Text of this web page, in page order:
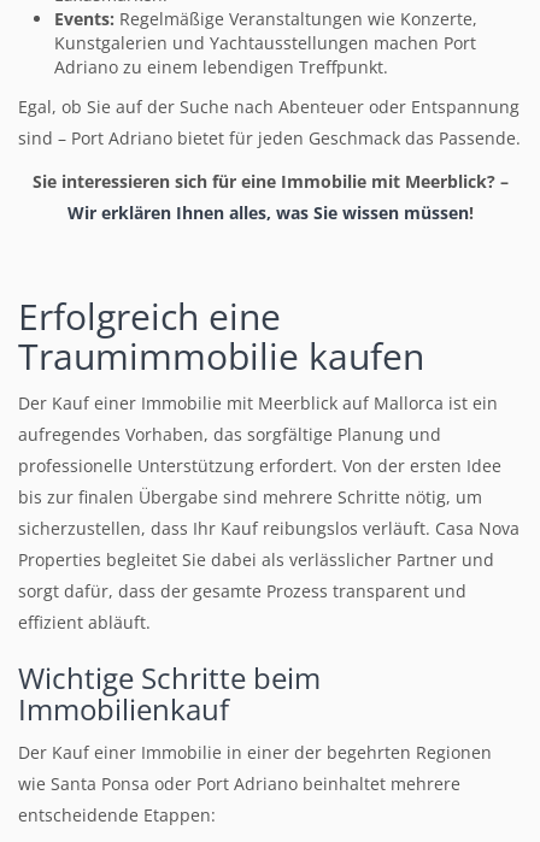
Events: Regelmäßige Veranstaltungen wie Konzerte,
Kunstgalerien und Yachtausstellungen machen Port
Adriano zu einem lebendigen Treffpunkt.
Egal, ob Sie auf der Suche nach Abenteuer oder Entspannung
sind – Port Adriano bietet für jeden Geschmack das Passende.
Sie interessieren sich für eine Immobilie mit Meerblick? –
Wir erklären Ihnen alles, was Sie wissen müssen!
Erfolgreich eine
Traumimmobilie kaufen
Der Kauf einer Immobilie mit Meerblick auf Mallorca ist ein
aufregendes Vorhaben, das sorgfältige Planung und
professionelle Unterstützung erfordert. Von der ersten Idee
bis zur finalen Übergabe sind mehrere Schritte nötig, um
sicherzustellen, dass Ihr Kauf reibungslos verläuft. Casa Nova
Properties begleitet Sie dabei als verlässlicher Partner und
sorgt dafür, dass der gesamte Prozess transparent und
effizient abläuft.
Wichtige Schritte beim
Immobilienkauf
Der Kauf einer Immobilie in einer der begehrten Regionen
wie Santa Ponsa oder Port Adriano beinhaltet mehrere
entscheidende Etappen: